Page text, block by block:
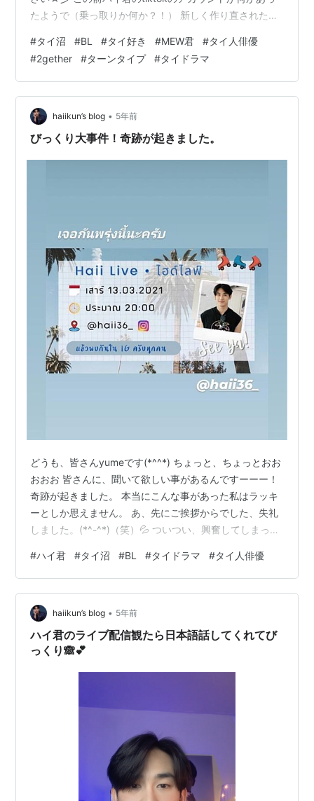
たようで（乗っ取りか何か？！） 新しく作り直されたよ
た！ 私も、さっそくハイ君の新しいTiktokアカウントフ
ォローするついでに 動画見て癒されようと思って色々、
見てました💗(^^♪ 今、Tiktokで大流行 『１２３、ニャ
ン、ありがとう～』知ってますか！？ あの音源で可愛く
踊る動画が 社会現象のように世界中で流行…
#タイ沼 #BL #タイ好き #MEW君 #タイ人俳優
#2gether #ターンタイプ #タイドラマ
haiikun’s blog • 5年前
びっくり大事件！奇跡が起きました。
どうも、皆さんyumeです(*^^*) ちょっと、ちょっとおお
おおお 皆さんに、聞いて欲しい事があるんですーーー！
奇跡が起きました。 本当にこんな事があった私はラッキ
ーとしか思えません。 あ、先にご挨拶からでした、失礼
しました。(*^-^*)（笑）💦 ついつい、興奮してしまっ
したか？ 私はテレワークに追われていたりと、いつもに
増して 忙しい日々が続いていました。(´;ω;｀) そんな
中、ハイ君がライブの予告をしてくれていて..... 飛び跳ね
ました♪救いですね...。 ハイ君、ありがとう～💛(笑) しっ
かり、ハイ君に癒されました！！！！！ …
#ハイ君 #タイ沼 #BL #タイドラマ #タイ人俳優
haiikun’s blog • 5年前
ハイ君のライブ配信観たら日本語話してくれてび
っくり🙈💕